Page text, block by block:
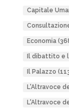
Capitale
Economia
Il dibattito e
Il Palazzo
L'Altravoce
L'Altravoce